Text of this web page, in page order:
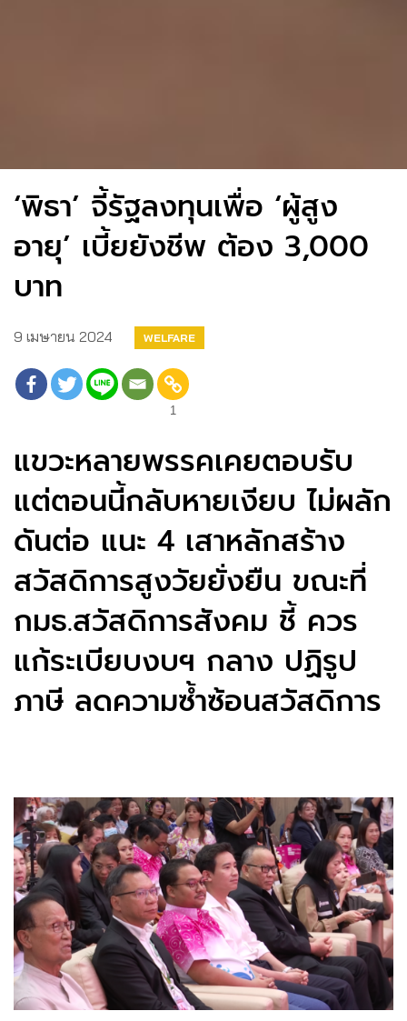
‘พิธา’ จี้รัฐลงทุนเพื่อ ‘ผู้สูง
อายุ’ เบี้ยยังชีพ ต้อง 3,000
บาท
9 เมษายน 2024 WELFARE
1
แขวะหลายพรรคเคยตอบรับ
แต่ตอนนี้กลับหายเงียบ ไม่ผลัก
ดันต่อ แนะ 4 เสาหลักสร้าง
สวัสดิการสูงวัยยั่งยืน ขณะที่
กมธ.สวัสดิการสังคม ชี้ ควร
แก้ระเบียบงบฯ กลาง ปฏิรูป
ภาษี ลดความซ้ำซ้อนสวัสดิการ